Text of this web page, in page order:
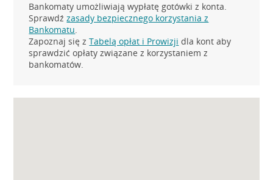
Bankomaty umożliwiają wypłatę gotówki z konta.
Sprawdźzasady bezpiecznego korzystania z
Bankomatu.
Zapoznaj się zTabelą opłat i Prowizji dla kont aby
sprawdzić opłaty związane z korzystaniem z
bankomatów.